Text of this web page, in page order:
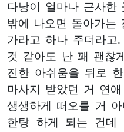
다낭이 얼마나 근사한
밖에 나오면 돌아가는
가라고 하나 주더라고
것 같아도 난 꽤 괜찮
진한 아쉬움을 뒤로
마사지 받았던 거 연
생생하게 떠오를 거
한탕 하게 되는 건데